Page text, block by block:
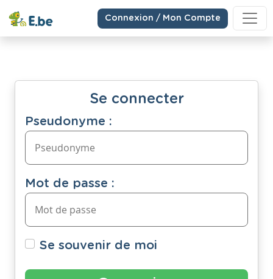
Connexion / Mon Compte
Se connecter
Pseudonyme :
Mot de passe :
Se souvenir de moi